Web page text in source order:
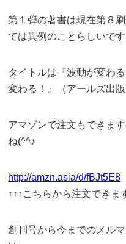
第１弾の著書は現在第８
ては異例のことらしいです
タイトルは『波動が変
変わる！』（アールズ出版
アマゾンで注文もできま
ね(^^♪
http://amzn.asia/d/fBJt5E8
↑↑↑こちらから注文できま
創刊号から今までのメル